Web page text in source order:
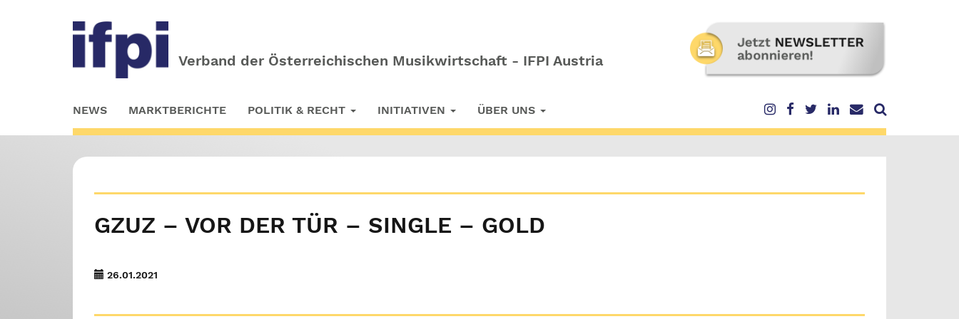
Verband der Österreichischen Musikwirtschaft - IFPI Austria
to
main
NEWS MARKTBERICHTE POLITIK & RECHT INITIATIVEN ÜBER UNS
GZUZ – VOR DER TÜR – SINGLE – GOLD
26.01.2021